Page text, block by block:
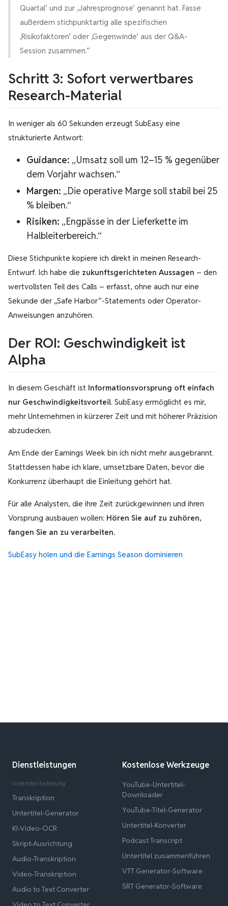
Quartal‘ und zur ‚Jahresprognose‘ genannt hat. Fasse
außerdem stichpunktartig alle spezifischen
‚Risikofaktoren‘ oder ‚Gegenwinde‘ aus der Q&A-
Session zusammen.“
Schritt 3: Sofort verwertbares
Research-Material
In weniger als 60 Sekunden erzeugt SubEasy eine
strukturierte Antwort:
Guidance: „Umsatz soll um 12–15 % gegenüber
dem Vorjahr wachsen.“
Margen: „Die operative Marge soll stabil bei 25
% bleiben.“
Risiken: „Engpässe in der Lieferkette im
Halbleiterbereich.“
Diese Stichpunkte kopiere ich direkt in meinen Research-
Entwurf. Ich habe die zukunftsgerichteten Aussagen – den
wertvollsten Teil des Calls – erfasst, ohne auch nur eine
Sekunde der „Safe Harbor“-Statements oder Operator-
Anweisungen anzuhören.
Der ROI: Geschwindigkeit ist
Alpha
In diesem Geschäft ist Informationsvorsprung oft einfach
nur Geschwindigkeitsvorteil. SubEasy ermöglicht es mir,
mehr Unternehmen in kürzerer Zeit und mit höherer Präzision
abzudecken.
Am Ende der Earnings Week bin ich nicht mehr ausgebrannt.
Stattdessen habe ich klare, umsetzbare Daten, bevor die
Konkurrenz überhaupt die Einleitung gehört hat.
Für alle Analysten, die ihre Zeit zurückgewinnen und ihren
Vorsprung ausbauen wollen: Hören Sie auf zu zuhören,
fangen Sie an zu verarbeiten.
SubEasy holen und die Earnings Season dominieren
Dienstleistungen
Untertitel-Erstellung
Transkription
Untertitel-Generator
KI-Video-OCR
Skript-Ausrichtung
Audio-Transkription
Video-Transkription
Audio to Text Converter
Kostenlose Werkzeuge
YouTube-Untertitel-
Downloader
YouTube-Titel-Generator
Untertitel-Konverter
Podcast Transcript
Untertitel zusammenführen
VTT Generator-Software
SRT Generator-Software